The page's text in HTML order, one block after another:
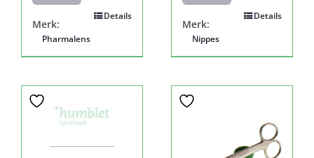
Details
Merk:
Pharmalens
Details
Merk:
Nippes